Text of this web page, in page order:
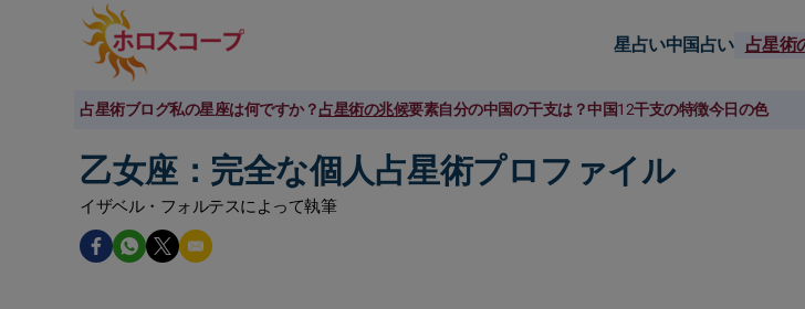
星占い中国占い 占星術
占星術ブログ私の星座は何ですか？占星術の兆候要素自分の中国の干支は？中国12干支の特徴今日の色
乙女座：完全な個人占星術プロファイル
イザベル・フォルテスによって執筆